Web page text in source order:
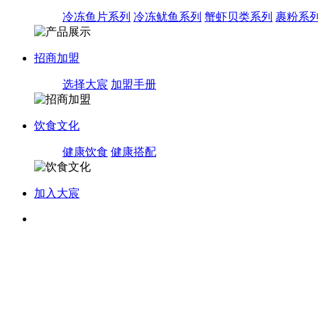
冷冻鱼片系列 冷冻鱿鱼系列 蟹虾贝类系列 裹粉系
招商加盟
选择大宸 加盟手册
饮食文化
健康饮食 健康搭配
加入大宸